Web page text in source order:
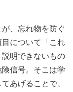
、忘れ物を防ぐ
について「これ
明できないもの
信号。そこは学
あげることで、